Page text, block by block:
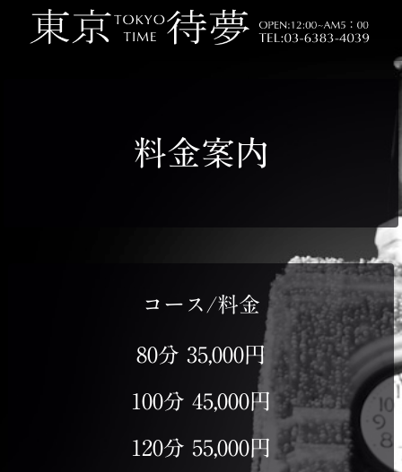
料金案内
コース/料金
80分 35,000円
100分 45,000円
120分 55,000円